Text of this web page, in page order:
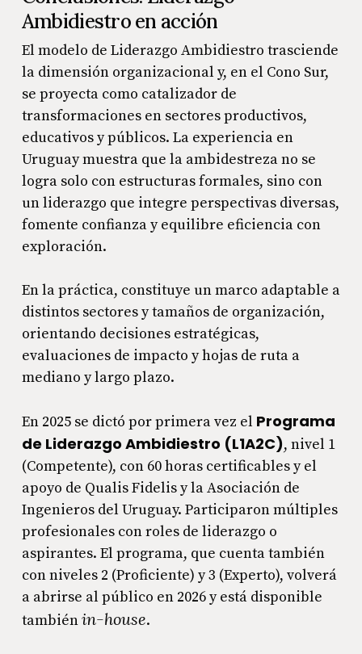
Ambidiestro en acción
El modelo de Liderazgo Ambidiestro trasciende
la dimensión organizacional y, en el Cono Sur,
se proyecta como catalizador de
transformaciones en sectores productivos,
educativos y públicos. La experiencia en
Uruguay muestra que la ambidestreza no se
logra solo con estructuras formales, sino con
un liderazgo que integre perspectivas diversas,
fomente confianza y equilibre eficiencia con
exploración.
En la práctica, constituye un marco adaptable a
distintos sectores y tamaños de organización,
orientando decisiones estratégicas,
evaluaciones de impacto y hojas de ruta a
mediano y largo plazo.
En 2025 se dictó por primera vez el Programa
de Liderazgo Ambidiestro (L1A2C), nivel 1
(Competente), con 60 horas certificables y el
apoyo de Qualis Fidelis y la Asociación de
Ingenieros del Uruguay. Participaron múltiples
profesionales con roles de liderazgo o
aspirantes. El programa, que cuenta también
con niveles 2 (Proficiente) y 3 (Experto), volverá
a abrirse al público en 2026 y está disponible
tambiénin-house.